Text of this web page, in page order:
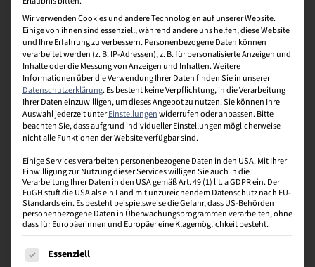
Ist ein Hilfsmittel zur zielgerichteten Beeinflussung
wirtschaftlicher sowie organisatorischer Prozesse.
Steuerungs- und Kontrollprozesse überwachen also
mit Hilfe der geeigneten Instrumente den
Unternehmenserfolg, sowie die Einhaltung von
Richtlinien oder Rahmenbedingungen. Das interne
Kontrollsystem (IKS) enthält die Gesamtheit der
Mechanismen zur Kontrolle innerhalb einer
Unternehmung.
S
Systemauswahl
Wir verwenden Cookies und andere Technologien auf unserer Website.
Einige von ihnen sind essenziell, während andere uns helfen, diese Website
und Ihre Erfahrung zu verbessern.Personenbezogene Daten können
verarbeitet werden (z. B. IP-Adressen), z. B. für personalisierte Anzeigen und
Inhalte oder die Messung von Anzeigen und Inhalten.Weitere
Informationen über die Verwendung Ihrer Daten finden Sie in unserer
Datenschutzerklärung.Es besteht keine Verpflichtung, in die Verarbeitung
Ihrer Daten einzuwilligen, um dieses Angebot zu nutzen.Sie können Ihre
Auswahl jederzeit unterEinstellungenwiderrufen oder anpassen.Bitte
beachten Sie, dass aufgrund individueller Einstellungen möglicherweise
nicht alle Funktionen der Website verfügbar sind.
Einige Services verarbeiten personenbezogene Daten in den USA. Mit Ihrer
Einwilligung zur Nutzung dieser Services willigen Sie auch in die
Verarbeitung Ihrer Daten in den USA gemäß Art. 49 (1) lit. a GDPR ein. Der
EuGH stuft die USA als ein Land mit unzureichendem Datenschutz nach EU-
Standards ein. Es besteht beispielsweise die Gefahr, dass US-Behörden
personenbezogene Daten in Überwachungsprogrammen verarbeiten, ohne
dass für Europäerinnen und Europäer eine Klagemöglichkeit besteht.
Es folgt eine Liste der Service-Gruppen, für die eine
Essenziell